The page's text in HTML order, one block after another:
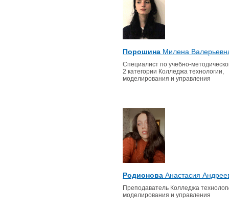
Порошина Милена
Специалист по учебно-
2 категории Колледжа технологии,
моделирования и управления
Родионова Анастасия
Преподаватель Колледжа
моделирования и управления